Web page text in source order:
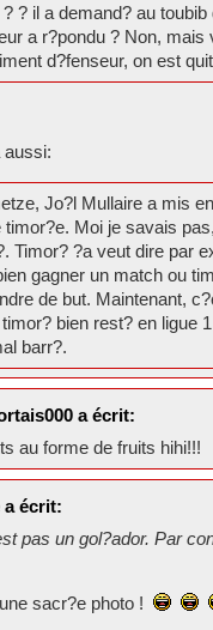
? il a demand? au toubib
a r?pondu ? Non, mais
d?fenseur, on est
aussi:
Jo?l Mullaire a mis
timor?e. Moi je savais
Timor? ?a veut dire par
gagner un match ou
de but. Maintenant,
bien rest? en ligue
barr?.
a écrit:
au forme de fruits hihi!!!
a écrit:
pas un gol?ador. Par
sacr?e photo !